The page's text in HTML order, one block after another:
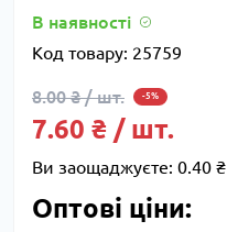
В наявності
Код товару: 25759
8.00 ₴ / шт. -5%
7.60 ₴ / шт.
Ви заощаджуєте: 0.40 ₴
Оптові ціни: